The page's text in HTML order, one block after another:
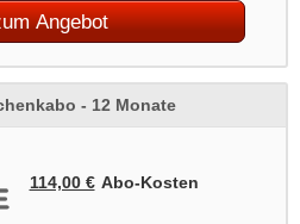
Angebot
- 12 Monate
114,00 € Abo‑Kosten